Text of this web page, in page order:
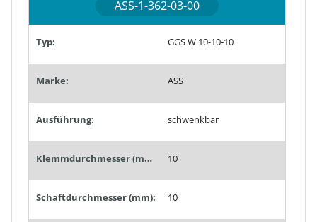
ASS-1-362-03-00
Typ: GGS W 10-10-10
Marke: ASS
Ausführung: schwenkbar
Klemmdurchmesser (mm): 10
Schaftdurchmesser (mm): 10